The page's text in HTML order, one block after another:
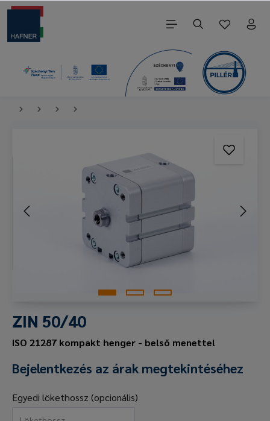
ZIN 50/40
ISO 21287 kompakt henger - belső menettel
Bejelentkezés az árak megtekintéséhez
Egyedi lökethossz (opcionális)